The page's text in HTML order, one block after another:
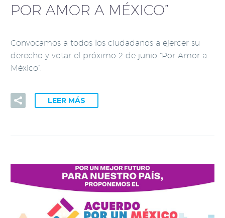
POR AMOR A MÉXICO”
Convocamos a todos los ciudadanos a ejercer su
derecho y votar el próximo 2 de junio “Por Amor a
México”.
LEER MÁS